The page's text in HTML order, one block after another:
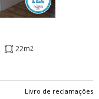
22m2
Livro de reclamações